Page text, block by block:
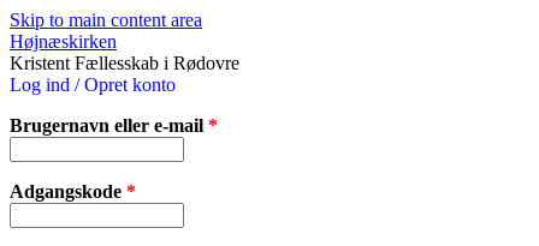
Skip to main content area
Højnæskirken
Kristent Fællesskab i Rødovre
Log ind / Opret konto
Brugernavn eller e-mail *
Adgangskode *